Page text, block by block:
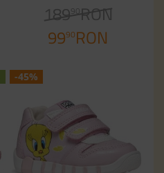
189 90RON
9990RON
-45%